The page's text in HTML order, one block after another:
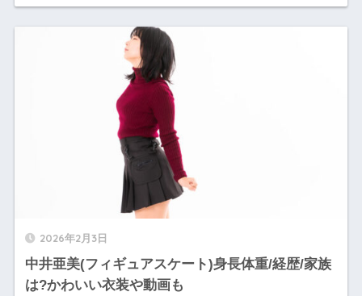
2026年2月3日
中井亜美(フィギュアスケート)身長体重/経歴/家族
は?かわいい衣装や動画も